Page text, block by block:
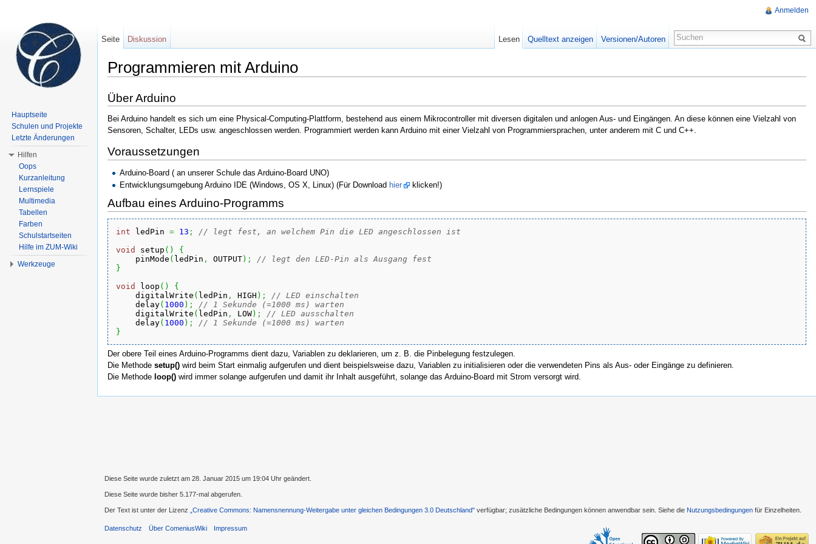
Programmieren mit Arduino
Über Arduino
Bei Arduino handelt es sich um eine Physical-Computing-Plattform, bestehend aus einem Mikrocontroller mit diversen digitalen und anlogen Aus- und Eingängen. An diese können eine Vielzahl von
Sensoren, Schalter, LEDs usw. angeschlossen werden. Programmiert werden kann Arduino mit einer Vielzahl von Programmiersprachen, unter anderem mit C und C++.
Voraussetzungen
Arduino-Board ( an unserer Schule das Arduino-Board UNO)
Entwicklungsumgebung Arduino IDE (Windows, OS X, Linux) (Für Download hier klicken!)
Aufbau eines Arduino-Programms
int ledPin = 13 ;
// legt fest, an welchem Pin die LED angeschlossen ist
void
setup ( )
{
    pinMode
( ledPin , OUTPUT) ;
// legt den LED-Pin als Ausgang fest
}
void
loop ( )
{
    digitalWrite
( ledPin , HIGH ) ;
// LED einschalten
    delay
( 1000 ) ;
// 1 Sekunde (=1000 ms) warten
    digitalWrite
( ledPin , LOW) ;
// LED ausschalten
    delay
( 1000 ) ;
// 1 Sekunde (=1000 ms) warten
}
Der obere Teil eines Arduino-Programms dient dazu, Variablen zu deklarieren, um z. B. die Pinbelegung festzulegen.
Die Methode setup() wird beim Start einmalig aufgerufen und dient beispielsweise dazu, Variablen zu initialisieren oder die verwendeten Pins als Aus- oder Eingänge zu definieren.
Die Methode loop() wird immer solange aufgerufen und damit ihr Inhalt ausgeführt, solange das Arduino-Board mit Strom versorgt wird.
Anmelden
Seite Diskussion Lesen Quelltext anzeigen Versionen/Autoren
Hauptseite
Schulen und Projekte
Letzte Änderungen
Hilfen
Oops
Kurzanleitung
Lernspiele
Multimedia
Tabellen
Farben
Schulstartseiten
Hilfe im ZUM-Wiki
Werkzeuge
Diese Seite wurde zuletzt am 28. Januar 2015 um 19:04 Uhr geändert.
Diese Seite wurde bisher 5.177-mal abgerufen.
Der Text ist unter der Lizenz „Creative Commons: Namensnennung-Weitergabe unter gleichen Bedingungen 3.0 Deutschland" verfügbar; zusätzliche Bedingungen können anwendbar sein. Siehe die Nutzungsbedingungen für Einzelheiten.
Datenschutz Über ComeniusWiki Impressum